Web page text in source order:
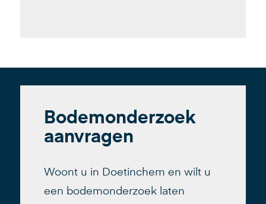
Bodemonderzoek
aanvragen
Woont u in Doetinchem en wilt u
een bodemonderzoek laten